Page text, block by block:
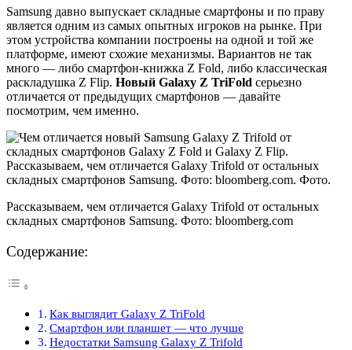
Samsung давно выпускает складные смартфоны и по праву
является одним из самых опытных игроков на рынке. При
этом устройства компании построены на одной и той же
платформе, имеют схожие механизмы. Вариантов не так
много — либо смартфон-книжка Z Fold, либо классическая
раскладушка Z Flip. Новый Galaxy Z TriFold серьезно
отличается от предыдущих смартфонов — давайте
посмотрим, чем именно.
Рассказываем, чем отличается Galaxy Trifold от остальных
складных смартфонов Samsung. Фото: bloomberg.com
Содержание:
Как выглядит Galaxy Z TriFold
Смартфон или планшет — что лучше
Недостатки Samsung Galaxy Z Trifold